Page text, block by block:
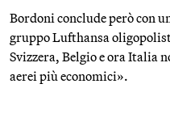
Bordoni conclude però con
gruppo Lufthansa
Svizzera, Belgio e ora Italia
aerei più economici».